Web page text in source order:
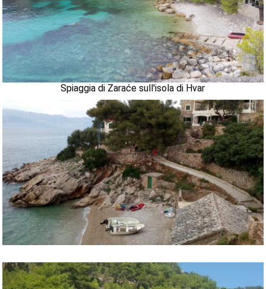
Spiaggia di Zaraće sull'isola di Hvar